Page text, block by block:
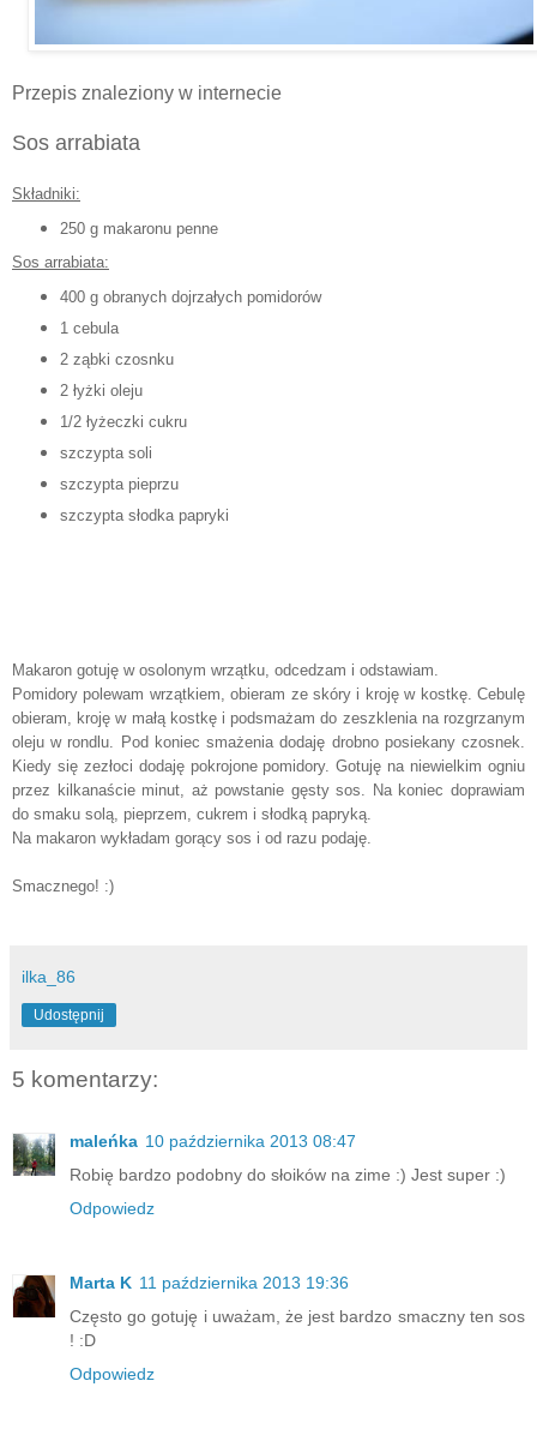
Przepis znaleziony w internecie
Sos arrabiata
Składniki:
250 g makaronu penne
Sos arrabiata:
400 g obranych dojrzałych pomidorów
1 cebula
2 ząbki czosnku
2 łyżki oleju
1/2 łyżeczki cukru
szczypta soli
szczypta pieprzu
szczypta słodka papryki
Makaron gotuję w osolonym wrzątku, odcedzam i odstawiam.
Pomidory polewam wrzątkiem, obieram ze skóry i kroję w kostkę. Cebulę
obieram, kroję w małą kostkę i podsmażam do zeszklenia na rozgrzanym
oleju w rondlu. Pod koniec smażenia dodaję drobno posiekany czosnek.
Kiedy się zezłoci dodaję pokrojone pomidory. Gotuję na niewielkim ogniu
przez kilkanaście minut, aż powstanie gęsty sos. Na koniec doprawiam
do smaku solą, pieprzem, cukrem i słodką papryką.
Na makaron wykładam gorący sos i od razu podaję.
Smacznego! :)
ilka_86
Udostępnij
5 komentarzy:
maleńka 10 października 2013 08:47
Robię bardzo podobny do słoików na zime :) Jest super :)
Odpowiedz
Marta K 11 października 2013 19:36
Często go gotuję i uważam, że jest bardzo smaczny ten sos
! :D
Odpowiedz